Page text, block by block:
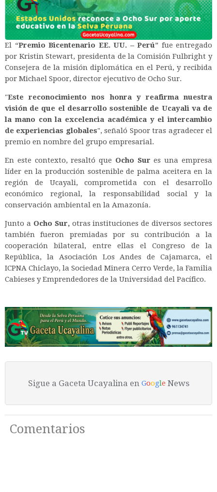
El “Premio Bicentenario EE. UU. – Perú” fue entregado
por Kristin Stewart, presidenta de la Comisión Fulbright y
Consejera de la misión diplomática en el Perú, y recibida
por Michael Spoor, director ejecutivo de Ocho Sur.
"Este reconocimiento nos honra y reafirma nuestra
visión de que el desarrollo sostenible de Ucayali va de
la mano con la excelencia académica y el intercambio
de experiencias globales", señaló Spoor tras agradecer el
premio en nombre del grupo empresarial.
En este contexto, resaltó que Ocho Sur es una empresa
líder en la producción sostenible de palma aceitera en la
región de Ucayali, comprometida con el desarrollo
económico regional, la responsabilidad social y la
conservación ambiental en la Amazonía.
Junto a Ocho Sur,otras instituciones de diversos sectores
también fueron premiadas por su contribución a la
cooperación bilateral, entre ellas el Congreso de la
República, la Asociación Los Andes de Cajamarca, el
ICPNA Chiclayo, la Sociedad Minera Cerro Verde, la Familia
Cabieses y Emprendedores de la Universidad del Pacífico.
Sigue a Gaceta Ucayalina en Google News
Comentarios